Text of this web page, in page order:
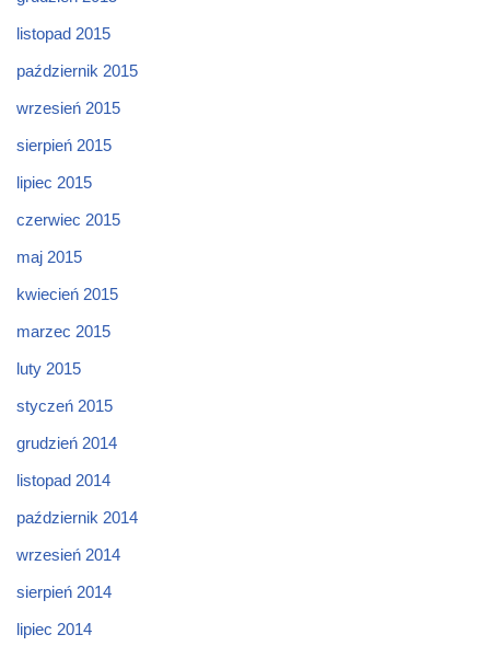
listopad 2015
październik 2015
wrzesień 2015
sierpień 2015
lipiec 2015
czerwiec 2015
maj 2015
kwiecień 2015
marzec 2015
luty 2015
styczeń 2015
grudzień 2014
listopad 2014
październik 2014
wrzesień 2014
sierpień 2014
lipiec 2014